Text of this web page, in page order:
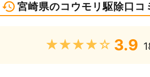
宮崎県のコウモリ駆除口コ
★★★★★ 3.9